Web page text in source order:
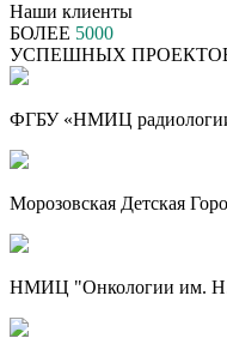
Наши клиенты
БОЛЕЕ 5000
УСПЕШНЫХ
ФГБУ «НМИЦ
Морозовская Детская
НМИЦ "Онкологии им.